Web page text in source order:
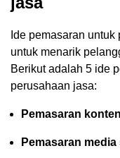
Ide pemasaran
untuk menarik
Berikut adalah 5 ide
perusahaan jasa:
Pemasaran konten
Pemasaran media